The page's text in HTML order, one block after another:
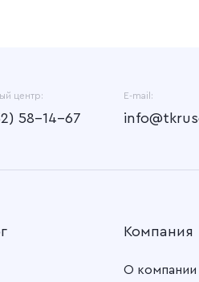
центр:
58-14-67
E-mail:
Компания
О компании